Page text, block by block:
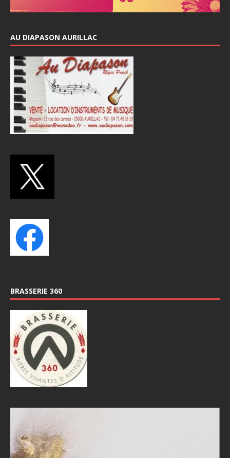
AU DIAPASON AURILLAC
BRASSERIE 360